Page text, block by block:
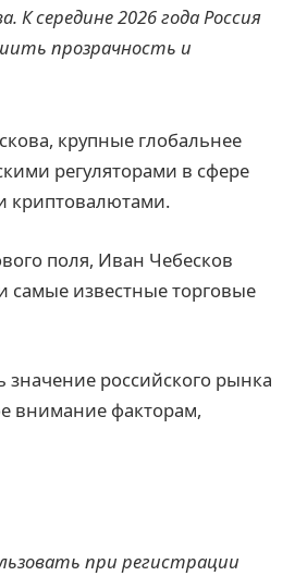
середине 2026 года Россия
прозрачность и
крупные глобальнее
регуляторами в сфере
криптовалютами.
поля, Иван Чебесков
самые известные торговые
значение российского рынка
внимание факторам,
при регистрации